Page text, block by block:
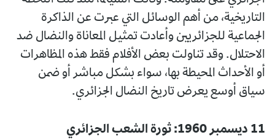
التاريخية، من أهم الوسائل التي عبرت عن الذاكرة
الجماعية للجزائريين وأعادت تمثيل المعاناة والنضال ضد
الاحتلال. وقد تناولت بعض الأفلام فقط هذه المظاهرات
أو الأحداث المحيطة بها، سواء بشكل مباشر أو ضمن
سياق أوسع يعرض تاريخ النضال الجزائري.
11 ديسمبر 1960: ثورة الشعب الجزائري